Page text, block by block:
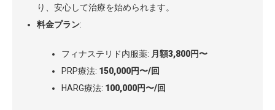
り、安心して治療を始められます。
料金プラン:
フィナステリド内服薬: 月額3,800円〜
PRP療法: 150,000円〜/回
HARG療法: 100,000円〜/回